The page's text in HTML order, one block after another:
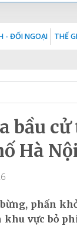
- ĐỐI NGOẠI THẾ
bầu
Hà
phấn
vực bỏ